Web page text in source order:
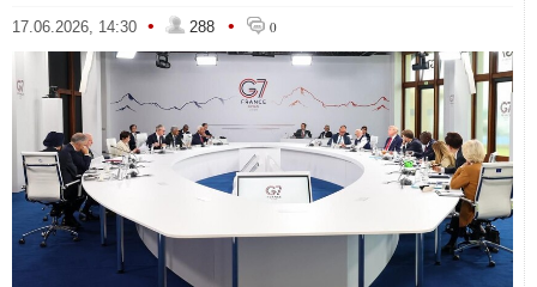
17.06.2026, 14:30 • 288 • 0